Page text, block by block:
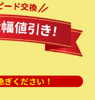
ください！